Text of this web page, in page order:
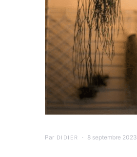
Par DIDIER 8 septembre 2023